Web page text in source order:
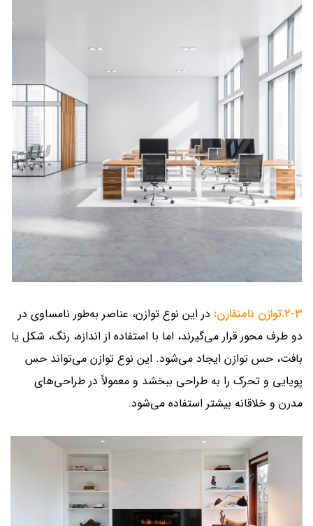
2-3.توازن نامتقارن:
در این نوع توازن، عناصر به‌طور نامساوی در
دو طرف محور قرار می‌گیرند، اما با استفاده از اندازه، رنگ، شکل یا
بافت، حس توازن ایجاد می‌شود. این نوع توازن می‌تواند حس
پویایی و تحرک را به طراحی ببخشد و معمولاً در طراحی‌های
مدرن و خلاقانه بیشتر استفاده می‌شود.